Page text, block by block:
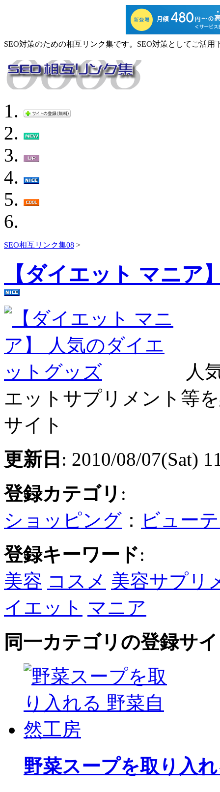
SEO対策のための相互リンク集です。SEO対策としてご活用
SEO相互リンク集08 >
【ダイエット マニア
人
エットサプリメント等
サイト
更新日 : 2010/08/07(Sat)
登録カテゴリ :
ショッピング ： ビュー
登録キーワード:
美容 コスメ 美容サプリ
イエット マニア
同一カテゴリの登録サ
野菜スープを取り入